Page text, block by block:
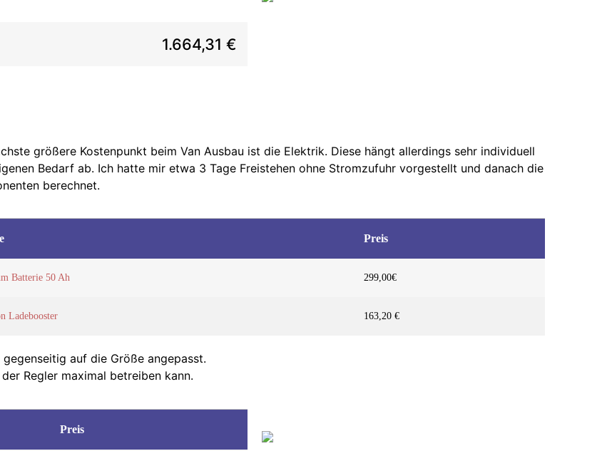
1.664,31 €
größere Kostenpunkt beim Van Ausbau ist die Elektrik. Diese hängt allerdings sehr individuell
Bedarf ab. Ich hatte mir etwa 3 Tage Freistehen ohne Stromzufuhr vorgestellt und danach die
berechnet.
Preis
Batterie 50 Ah 299,00€
Ladebooster 163,20 €
auf die Größe angepasst.
Regler maximal betreiben kann.
Preis